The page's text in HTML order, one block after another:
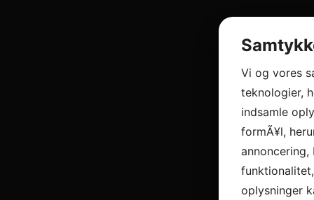
Vi og vores
teknologier,
indsamle
formÃ¥l,
annoncering,
oplysninger